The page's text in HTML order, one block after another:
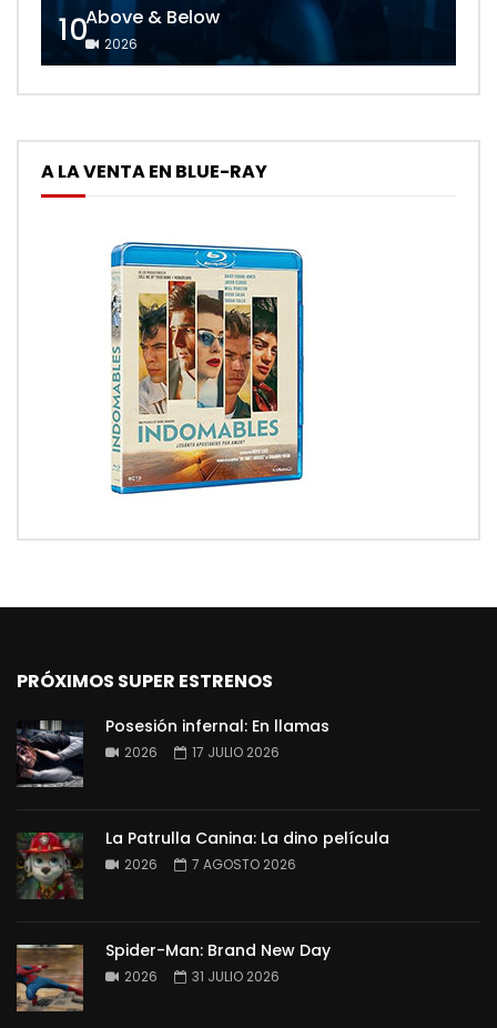
10Above & Below
2026
A LA VENTA EN BLUE-RAY
PRÓXIMOS SUPER ESTRENOS
Posesión infernal: En llamas
2026 17 JULIO 2026
La Patrulla Canina: La dino película
2026 7 AGOSTO 2026
Spider-Man: Brand New Day
2026 31 JULIO 2026